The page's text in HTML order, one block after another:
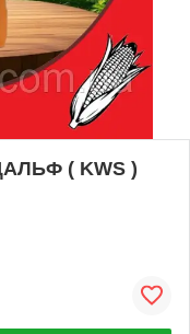
( KWS )